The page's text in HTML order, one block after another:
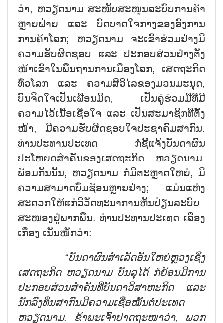
ວ່າ, ຫວຽດນາມ ສະໜັບສະໜູນລະບົບການຄ້າ
ຫຼາຍຝ່າຍ ແລະ ບົດບາດໃຈກາງຂອງອົງການ
ການຄ້າໂລກ; ຫວຽດນາມ ຈະເຂົ້າຮ່ວມຢ່າງມີ
ຄວາມຮັບຜິດຊອບ ແລະ ປະກອບສ່ວນຢ່າງຕັ້ງ
ໜ້າເຂົ້າໃນພື້ນຖານການເມືອງໂລກ, ເສດຖະກິດ
ທົ່ວໂລກ ແລະ ຄວາມສີວິໄລຂອງມວນມະນຸດ,
ບົນຈິດໃຈເປັນເພື່ອນມິດ, ເປັນຄູ່ຮ່ວມມືທີ່ມີ
ຄວາມໄວ້ເນື້ອເຊື່ອໃຈ ແລະ ເປັນສະມາຊິກທີ່ຕັ້ງ
ໜ້າ, ມີຄວາມຮັບຜິດຊອບໃຈປະຊາຄົມສາກົນ.
ທ່ານປະທານປະເທດ ກໍ່ຊີ້ແຈ້ງບັນດາຜົນ
ປະໂຫຍດສຳຄັນຂອງເສດຖະກິດ ຫວຽດນາມ.
ພ້ອມກັນນັ້ນ, ຫວຽດນາມ ກໍ່ມີຕະຫຼາດໃຫຍ່, ມີ
ຄວາມສາມາດບົ່ມຊ້ອນຫຼາຍຢ່າງ; ແມ່ນແຫ່ງ
ສະດວກໃຫ້ແກ່ວິວັດທະນາການຫັນປ່ຽນລະບົບ
ສະໜອງຢູ່ພາກພື້ນ. ທ່ານປະທານປະເທດ ເລືອງ
ເກື່ອງ ເນັ້ນໜັກວ່າ:
“ບັນດາຜົນສຳເລັດອັນໃຫຍ່ຫຼວງເຊິ່ງ
ເສດຖະກິດ ຫວຽດນາມ ບັນລຸໄດ້ ກໍຍ້ອນມີການ
ປະກອບສ່ວນສຳຄັນທີ່ບັນດາວິສາຫະກິດ ແລະ
ນັກລົງທຶນສາກົນມີຄວາມເຊື່ອໝັ້ນຕໍ່ປະເທດ
ຫວຽດນາມ. ຂ້າພະເຈົ້າປາດຖະໜາວ່າ, ພວກ